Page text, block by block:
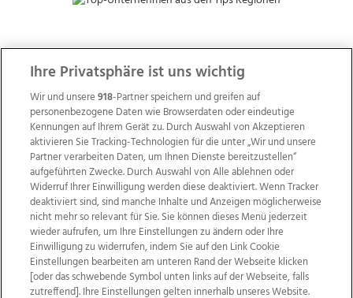
ZUR NACHRICHTENÜBERSICHT
Wir über uns Mediadaten Kontakt
Jobs
Datenschutz
Impressum AGB Anzeigekunden
Ihre Privatsphäre ist uns wichtig
Wir und unsere918-Partner speichern und greifen auf
personenbezogene Daten wie Browserdaten oder eindeutige
Kennungen auf Ihrem Gerät zu. Durch Auswahl von Akzeptieren
aktivieren Sie Tracking-Technologien für die unter „Wir und unsere
Partner verarbeiten Daten, um Ihnen Dienste bereitzustellen“
aufgeführten Zwecke. Durch Auswahl von Alle ablehnen oder
Widerruf Ihrer Einwilligung werden diese deaktiviert. Wenn Tracker
deaktiviert sind, sind manche Inhalte und Anzeigen möglicherweise
nicht mehr so relevant für Sie. Sie können dieses Menü jederzeit
wieder aufrufen, um Ihre Einstellungen zu ändern oder Ihre
Einwilligung zu widerrufen, indem Sie auf den Link Cookie
Einstellungen bearbeiten am unteren Rand der Webseite klicken
[oder das schwebende Symbol unten links auf der Webseite, falls
zutreffend]. Ihre Einstellungen gelten innerhalb unseres Website.